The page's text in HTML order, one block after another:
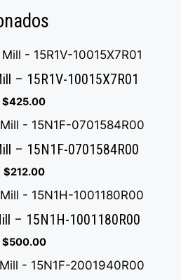
– 15R1V-10015X7R01
$425.00
– 15N1F-0701584R00
$212.00
– 15N1H-1001180R00
$500.00